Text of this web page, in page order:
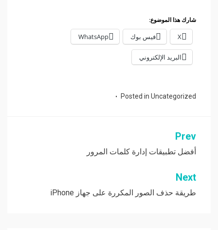
شارك هذا الموضوع:
X فيس بوك WhatsApp
البريد الإلكتروني
Posted in Uncategorized
تصفّح
المقالات
Prev
أفضل تطبيقات إدارة كلمات المرور
Next
طريقة حذف الصور المكررة على جهاز iPhone